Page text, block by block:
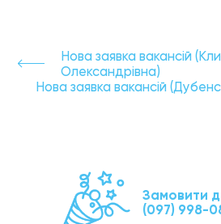
Нова заявка вакансій
Олександрівна)
Нова заявка вакансій
Замовити
(097) 998-